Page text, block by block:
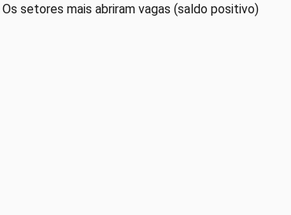
Os setores mais abriram vagas (saldo positivo)